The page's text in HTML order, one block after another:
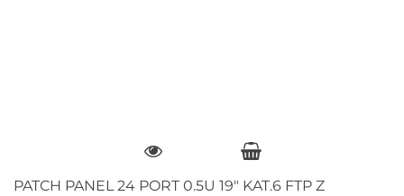
PATCH PANEL 24 PORT 0.5U 19" KAT.6 FTP Z